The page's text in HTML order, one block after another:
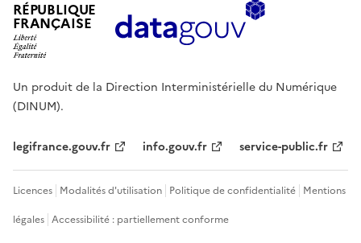
RÉPUBLIQUE
FRANÇAISE
Un produit de la Direction Interministérielle du Numérique
(DINUM).
legifrance.gouv.fr info.gouv.fr service-public.fr
Licences Modalités d'utilisation Politique de confidentialité Mentions
légales Accessibilité : partiellement conforme